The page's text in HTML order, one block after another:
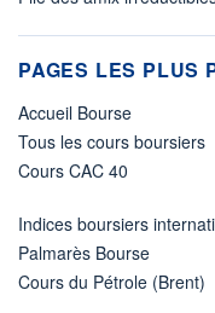
PAGES LES PLUS
Accueil Bourse
Tous les cours boursiers
Cours CAC 40
Indices boursiers
Palmarès Bourse
Cours du Pétrole (Brent)